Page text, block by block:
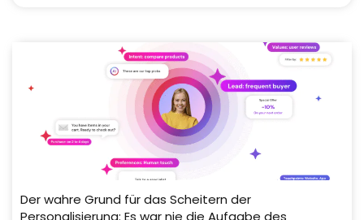
Der wahre Grund für das Scheitern der
Personalisierung: Es war nie die Aufgabe des